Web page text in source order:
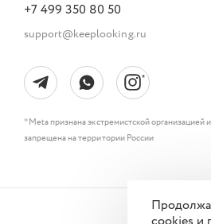
+7 499 350 80 50
support@keeplooking.ru
* Meta признана экстремистской организацией и
запрещена на территории России